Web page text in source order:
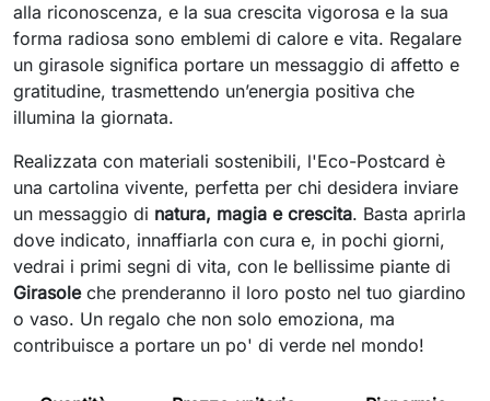
alla riconoscenza, e la sua crescita vigorosa e la sua
forma radiosa sono emblemi di calore e vita. Regalare
un girasole significa portare un messaggio di affetto e
gratitudine, trasmettendo un’energia positiva che
illumina la giornata.
Realizzata con materiali sostenibili, l'Eco-Postcard è
una cartolina vivente, perfetta per chi desidera inviare
un messaggio di natura, magia e crescita. Basta aprirla
dove indicato, innaffiarla con cura e, in pochi giorni,
vedrai i primi segni di vita, con le bellissime piante di
Girasole che prenderanno il loro posto nel tuo giardino
o vaso. Un regalo che non solo emoziona, ma
contribuisce a portare un po' di verde nel mondo!